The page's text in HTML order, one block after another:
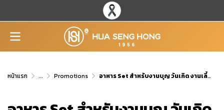
หน้าแรก ... Promotions อาหาร Set สำหรับงานบุญ วันเกิด งานเลี้ยง เริ่มเพียง 699.-